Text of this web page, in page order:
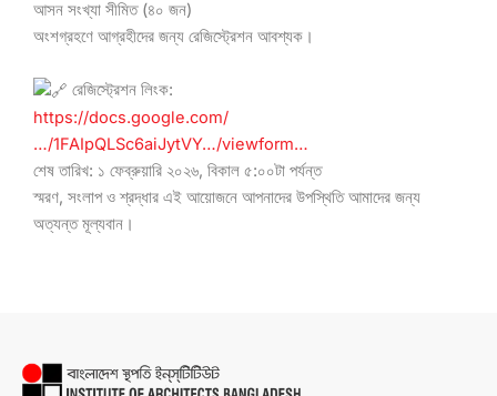
আসন সংখ্যা সীমিত (৪০ জন)
অংশগ্রহণে আগ্রহীদের জন্য রেজিস্ট্রেশন আবশ্যক।
রেজিস্ট্রেশন লিংক:
https://docs.google.com/
…/1FAIpQLSc6aiJytVY…/viewform…
শেষ তারিখ: ১ ফেব্রুয়ারি ২০২৬, বিকাল ৫:০০টা পর্যন্ত
স্মরণ, সংলাপ ও শ্রদ্ধার এই আয়োজনে আপনাদের উপস্থিতি আমাদের জন্য
অত্যন্ত মূল্যবান।